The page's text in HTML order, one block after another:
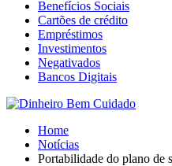
Benefícios Sociais
Cartões de crédito
Empréstimos
Investimentos
Negativados
Bancos Digitais
Home
Notícias
Portabilidade do plano de